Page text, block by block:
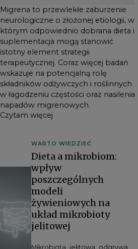
Migrena to przewlekłe zaburzenie
neurologiczne o złożonej etiologii, w
którym odpowiednio dobrana dieta i
suplementacja mogą stanowić
istotny element strategii
terapeutycznej. Coraz więcej badań
wskazuje na potencjalną rolę
składników odżywczych i roślinnych
w łagodzeniu częstości oraz nasilenia
napadów migrenowych.
Czytam więcej
WARTO WIEDZIEĆ
Dieta a mikrobiom:
wpływ
poszczególnych
modeli
żywieniowych na
układ mikrobioty
jelitowej
Mikrobiota jelitowa odgrywa